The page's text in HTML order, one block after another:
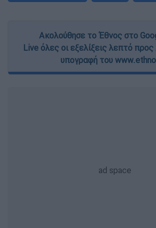
Ακολούθησε το Έθνος στο
Live όλες οι εξελίξεις λεπτό
υπογραφή του